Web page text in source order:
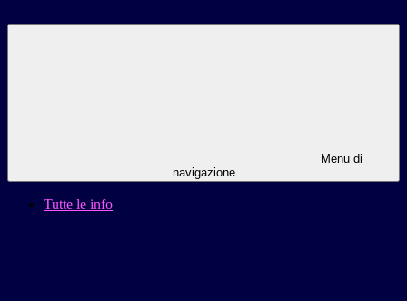
Menu di
navigazione
Tutte le info